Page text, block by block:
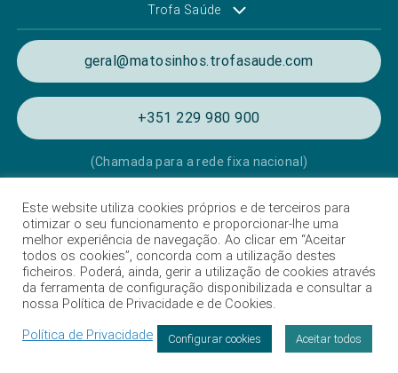
Trofa Saúde
geral@matosinhos.trofasaude.com
+351 229 980 900
(Chamada para a rede fixa nacional)
Política de Privacidade e de Cookies
Termos e condições de utilização
Listagem das Unidades Hospitalares
Proteção de dados
Livro de Reclamações
Este website utiliza cookies próprios e de terceiros para
otimizar o seu funcionamento e proporcionar-lhe uma
melhor experiência de navegação. Ao clicar em “Aceitar
todos os cookies”, concorda com a utilização destes
ficheiros. Poderá, ainda, gerir a utilização de cookies através
da ferramenta de configuração disponibilizada e consultar a
nossa Política de Privacidade e de Cookies.
Política de Privacidade
Configurar cookies Aceitar todos